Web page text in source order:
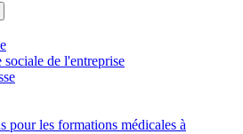
sociale de l'entreprise
pour les formations médicales à